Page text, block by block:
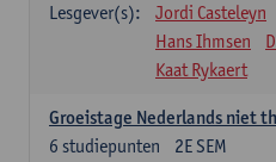
Lesgever(s):
Jordi Casteleyn
Hans Ihmsen
Kaat Rykaert
Groeistage Nederlands niet
2E SEM
6 studiepunten